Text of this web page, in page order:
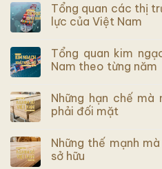
Tổng quan các thị
lực của Việt Nam
Tổng quan kim
Nam theo từng năm
Những hạn chế mà
phải đối mặt
Những thế mạnh
sở hữu